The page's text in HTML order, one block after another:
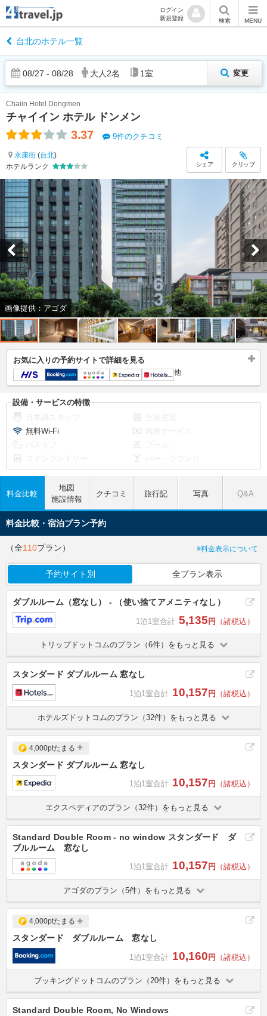
ログイン
新規登録
検索 MENU
台北のホテル一覧
08/27 - 08/28 大人 2名 1室 変更
チャイイン ホテル ドンメン
Chaiin Hotel Dongmen
3.37 9件のクチコミ
永康街 (台北)
ホテルランク
シェア クリップ
画像提供：アゴダ
お気に入りの予約サイトで詳細を見る
他
設備・サービスの特徴
無料Wi-Fi
料金比較
地図
施設情報
クチコミ 旅行記 写真 Q&A
料金比較・宿泊プラン予約
（全110プラン） ※料金表示について
予約サイト別 全プラン表示
ダブルルーム（窓なし） - （使い捨てアメニティなし）
1泊1室合計 5,135円 （諸税込）
トリップドットコムのプラン（6件）をもっと見る
スタンダード ダブルルーム 窓なし
1泊1室合計 10,157 円 （諸税込）
ホテルズドットコムのプラン（32件）をもっと見る
4,000ptたまる
スタンダード ダブルルーム 窓なし
1泊1室合計 10,157 円 （諸税込）
エクスペディアのプラン（32件）をもっと見る
Standard Double Room - no window スタンダード ダ
ブルルーム 窓なし
1泊1室合計 10,157 円 （諸税込）
アゴダのプラン（5件）をもっと見る
4,000ptたまる
スタンダード ダブルルーム 窓なし
1泊1室合計 10,160円 （諸税込）
ブッキングドットコムのプラン（20件）をもっと見る
Standard Double Room, No Windows